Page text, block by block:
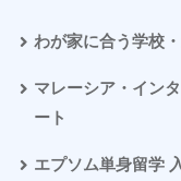
わが家に合う学校
マレーシア・イン
ート
エプソム単身留学